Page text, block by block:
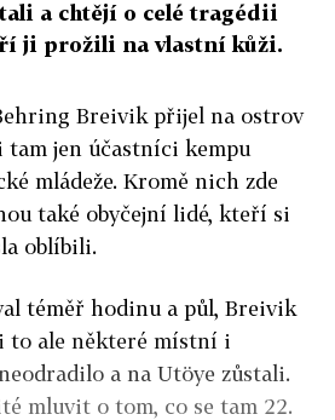
a chtějí o celé tragédii
ji prožili na vlastní kůži.
Breivik přijel na ostrov
tam jen účastníci kempu
mládeže. Kromě nich zde
také obyčejní lidé, kteří si
oblíbili.
téměř hodinu a půl, Breivik
to ale některé místní i
a na Utöye zůstali.
mluvit o tom, co se tam 22.